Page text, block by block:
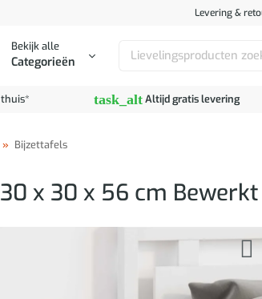
Levering &
Bekijk alle
Categorieën
Zoeken
task_altAltijd gratis levering
» Bijzettafels
x 30 x 56 cm